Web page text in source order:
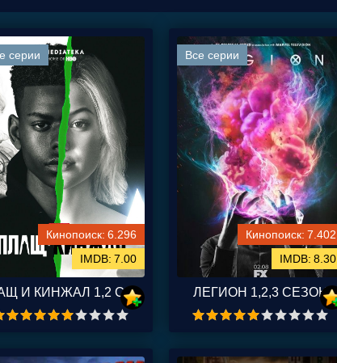
серии
6.296
7.00
ПЛАЩ И КИНЖАЛ 1,2 СЕЗОН
Все серии
7.402
8.30
ЛЕГИОН 1,2,3 СЕЗОН